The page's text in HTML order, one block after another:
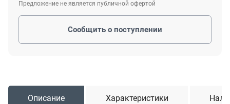
Предложение не является публичной офертой
Сообщить о поступлении
Описание Характеристики